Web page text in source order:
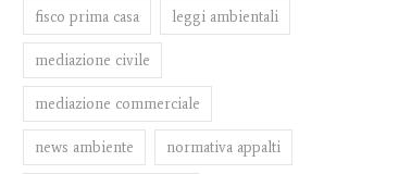
fisco prima casa leggi ambientali
mediazione civile
mediazione commerciale
news ambiente normativa appalti